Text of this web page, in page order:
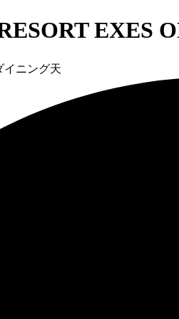
EXES
ニング天